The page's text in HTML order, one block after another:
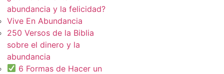
abundancia y la felicidad?
Vive En Abundancia
250 Versos de la Biblia
sobre el dinero y la
abundancia
6 Formas de Hacer un